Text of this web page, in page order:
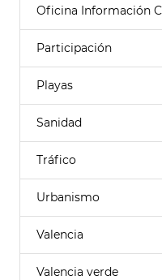
Oficina Información
Participación
Playas
Sanidad
Tráfico
Urbanismo
Valencia
Valencia verde